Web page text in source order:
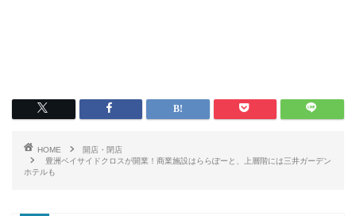
HOME
開店・閉店
豊洲ベイサイドクロスが開業！商業施設はららぽーと、上層階には三井ガーデン
ホテルも